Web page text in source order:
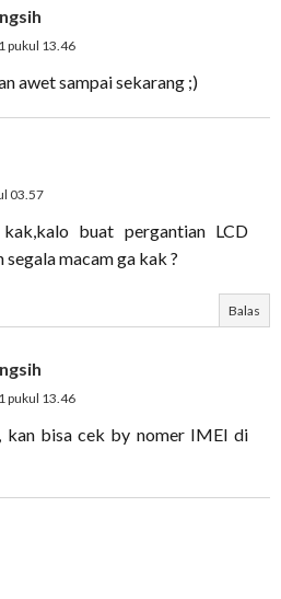
pukul 13.46
awet sampai sekarang ;)
03.57
buat pergantian LCD
segala macam ga kak ?
Balas
pukul 13.46
kan bisa cek by nomer IMEI di